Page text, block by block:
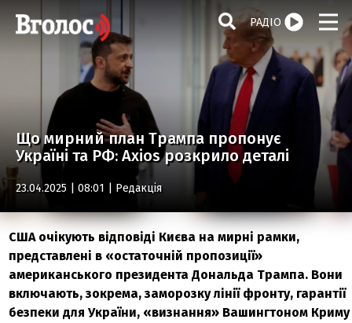
РАДІО
Що мирний план Трампа пропонує
Україні та РФ: Axios розкрило деталі
23.04.2025 | 08:01 | Редакція
США очікують відповіді Києва на мирні рамки,
представлені в «остаточній пропозиції»
американського президента Дональда Трампа. Вони
включають, зокрема, заморозку лінії фронту, гарантії
безпеки для України, «визнання» Вашингтоном Криму